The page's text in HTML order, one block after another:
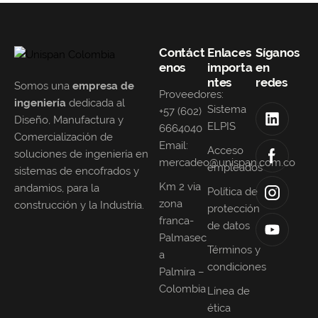
Somos una empresa de
ingeniería dedicada al
Diseño, Manufactura y
Comercialización de
soluciones de ingeniería en
sistemas de encofrados y
andamios, para la
construcción y la Industria.
Contáct
enos
Proveedores:
+57 (602)
6664040
Email:
mercadeo@unispan.com.co
Km 2 via
zona
franca-
Palmasec
a
Palmira –
Colombia
Enlaces
importa
ntes
Sistema
ELPIS
Acceso
empleados
Política de
protección
de datos
Términos y
condiciones
Línea de
ética
Síganos
en
redes